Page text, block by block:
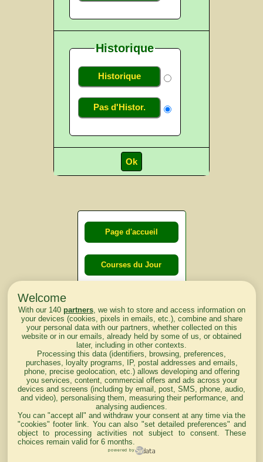
Historique
Historique
Pas d'Histor.
Page d'accueil
Courses du Jour
lendemain
Courses
d'aujourd'hui
Haut de Page
Welcome
With our 140 partners, we wish to store and access information on
your devices (cookies, pixels in emails, etc.), combine and share
your personal data with our partners, whether collected on this
website or in our emails, already held by some of us, or obtained
later, including in other contexts.
Processing this data (identifiers, browsing, preferences,
purchases, loyalty programs, IP, postal addresses and emails,
phone, precise geolocation, etc.) allows developing and offering
you services, content, commercial offers and ads across your
devices and screens (including by email, post, SMS, phone, audio,
and video), personalising them, measuring their performance, and
analysing audiences.
You can "accept all" and withdraw your consent at any time via the
"cookies" footer link . You can also "set detailed preferences" and
object to processing activities not subject to consent. These
choices remain valid for 6 months.
powered by